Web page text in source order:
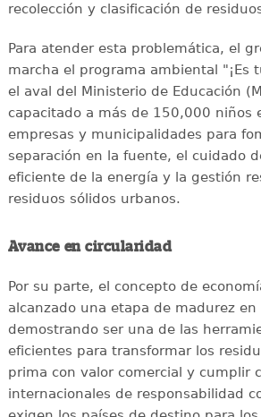
recolección y clasificación de
Para atender esta problemática, el
marcha el programa ambiental "¡Es
el aval del Ministerio de Educación
capacitado a más de 150,000 niños
empresas y municipalidades para
separación en la fuente, el cuidado
eficiente de la energía y la gestión
residuos sólidos urbanos.
Avance en circularidad
Por su parte, el concepto de
alcanzado una etapa de madurez en
demostrando ser una de las
eficientes para transformar los
prima con valor comercial y cumplir
internacionales de responsabilidad